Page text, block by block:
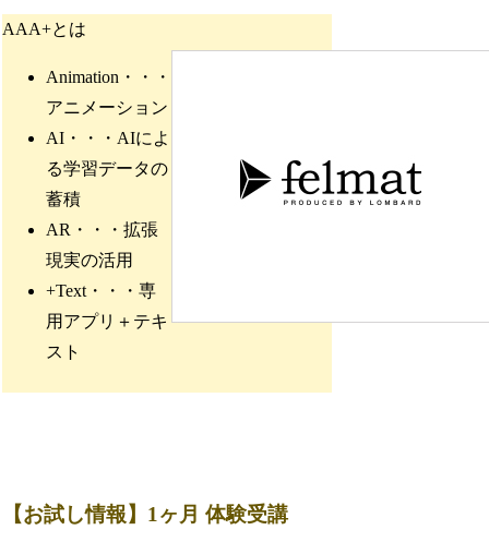
AAA+とは
Animation・・・
アニメーション
AI・・・AIによ
る学習データの
蓄積
AR・・・拡張
現実の活用
+Text・・・専
用アプリ＋テキ
スト
【お試し情報】1ヶ月 体験受講